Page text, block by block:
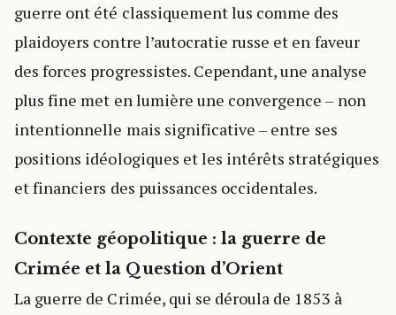
guerre ont été classiquement lus comme des
plaidoyers contre l’autocratie russe et en faveur
des forces progressistes. Cependant, une analyse
plus fine met en lumière une convergence – non
intentionnelle mais significative – entre ses
positions idéologiques et les intérêts stratégiques
et financiers des puissances occidentales.
Contexte géopolitique : la guerre de
Crimée et la Question d’Orient
La guerre de Crimée, qui se déroula de 1853 à